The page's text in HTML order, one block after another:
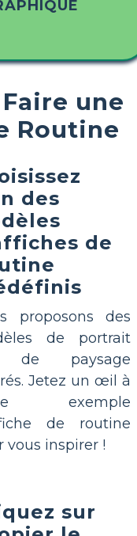
une
Routine
des
de
proposons des
de portrait
de paysage
Jetez un œil à
exemple
de routine
vous inspirer !
sur